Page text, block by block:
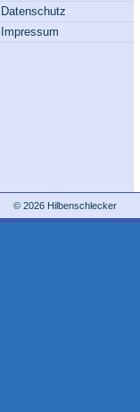
Datenschutz
Impressum
© 2026 Hilbenschlecker